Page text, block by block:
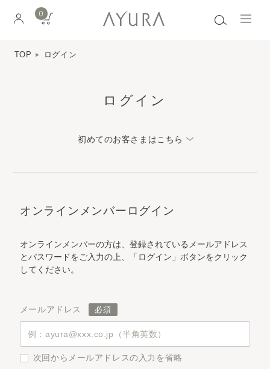
0
TOP ログイン
ログイン
初めてのお客さまはこちら
オンラインメンバーログイン
オンラインメンバーの方は、登録されているメールアドレス
とパスワードをご入力の上、「ログイン」ボタンをクリック
してください。
メールアドレス
次回からメールアドレスの入力を省略